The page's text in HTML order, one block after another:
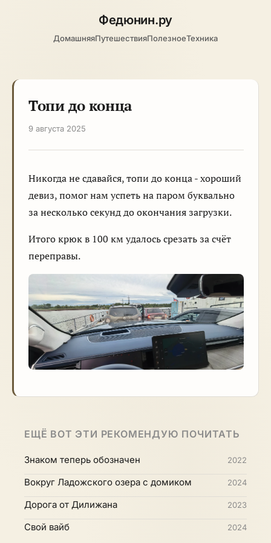
Федюнин.ру
ДомашняяПутешествияПолезноеТехника
Топи до конца
9 августа 2025
Никогда не сдавайся, топи до конца - хороший
девиз, помог нам успеть на паром буквально
за несколько секунд до окончания загрузки.
Итого крюк в 100 км удалось срезать за счёт
переправы.
ЕЩЁ ВОТ ЭТИ РЕКОМЕНДУЮ ПОЧИТАТЬ
Знаком теперь обозначен 2022
Вокруг Ладожского озера с домиком 2024
Дорога от Дилижана 2023
Свой вайб 2024